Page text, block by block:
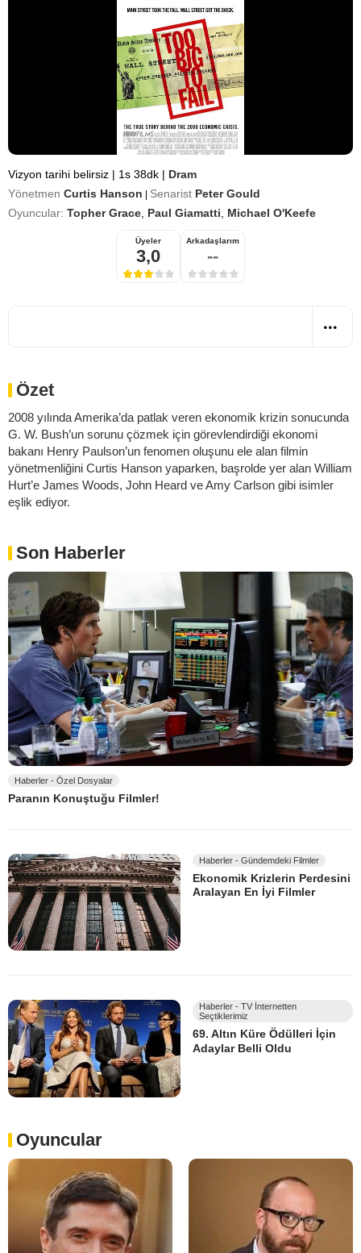
Vizyon tarihi belirsiz | 1s 38dk | Dram
Yönetmen Curtis Hanson Senarist Peter Gould
Oyuncular: Topher Grace Paul Giamatti Michael O'Keefe
Üyeler
3,0
Arkadaşlarım
--
Özet
2008 yılında Amerika’da patlak veren ekonomik krizin sonucunda
G. W. Bush’un sorunu çözmek için görevlendirdiği ekonomi
bakanı Henry Paulson’un fenomen oluşunu ele alan filmin
yönetmenliğini Curtis Hanson yaparken, başrolde yer alan William
Hurt’e James Woods, John Heard ve Amy Carlson gibi isimler
eşlik ediyor.
Son Haberler
Haberler - Özel Dosyalar
Paranın Konuştuğu Filmler!
Haberler - Gündemdeki Filmler
Ekonomik Krizlerin Perdesini
Aralayan En İyi Filmler
Haberler - TV İnternetten
Seçtiklerimiz
69. Altın Küre Ödülleri İçin
Adaylar Belli Oldu
Oyuncular